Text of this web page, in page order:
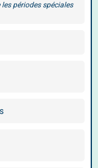
périodes spéciales